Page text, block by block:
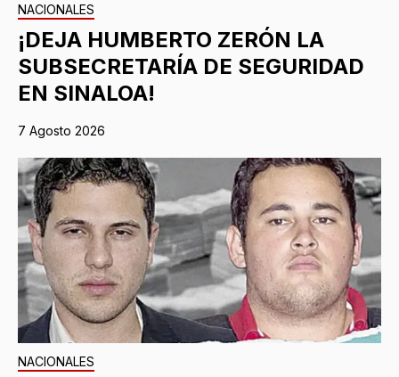
NACIONALES
¡DEJA HUMBERTO ZERÓN LA
SUBSECRETARÍA DE SEGURIDAD
EN SINALOA!
7 Agosto 2026
NACIONALES